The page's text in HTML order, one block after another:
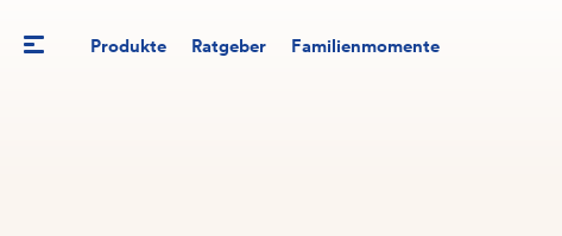
Produkte Ratgeber Familienmomente